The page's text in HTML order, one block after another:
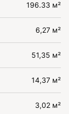
196.33 м²
6,27 м²
51,35 м²
14,37 м²
3,02 м²